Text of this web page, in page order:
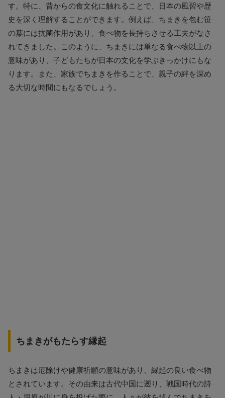
す。特に、昔からの食文化に触れることで、日本の風習や歴
史を深く理解することができます。例えば、ちまきを包む笹
の葉には抗菌作用があり、食べ物を長持ちさせる工夫がなさ
れてきました。このように、ちまきには単なる食べ物以上の
意味があり、子どもたちが日本の文化を学ぶきっかけにもな
ります。また、家族でちまきを作ることで、親子の絆を深め
る大切な時間にもなるでしょう。
ちまきがもたらす縁起
ちまきは厄除けや健康祈願の意味があり、縁起の良い食べ物
とされています。その由来は古代中国に遡り、戦国時代の詩